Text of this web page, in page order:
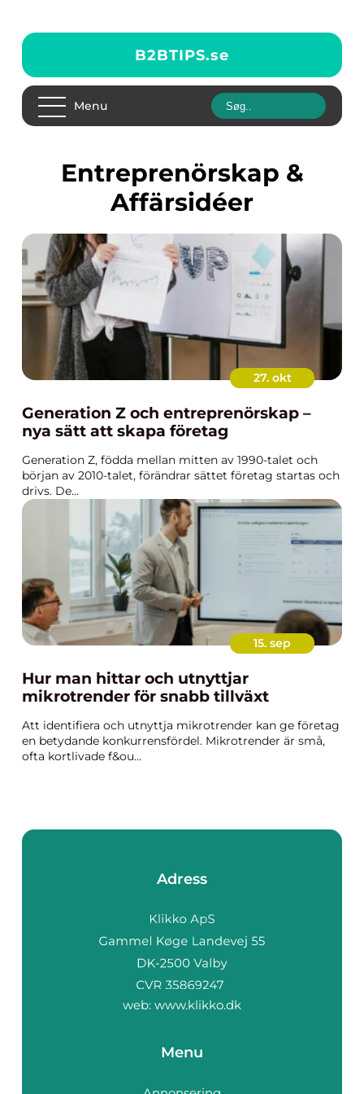
B2BTIPS.se
Menu
Entreprenörskap &
Affärsidéer
27. okt
Generation Z och entreprenörskap –
nya sätt att skapa företag
Generation Z, födda mellan mitten av 1990-talet och
början av 2010-talet, förändrar sättet företag startas och
drivs. De...
15. sep
Hur man hittar och utnyttjar
mikrotrender för snabb tillväxt
Att identifiera och utnyttja mikrotrender kan ge företag
en betydande konkurrensfördel. Mikrotrender är små,
ofta kortlivade f&ou...
Adress
web: www.klikko.dk
Menu